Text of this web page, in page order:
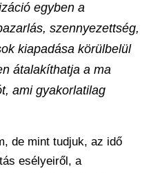
egyben a
szennyezettség,
kiapadása körülbelül
átalakíthatja a ma
ami gyakorlatilag
de mint tudjuk, az idő
esélyeiről, a